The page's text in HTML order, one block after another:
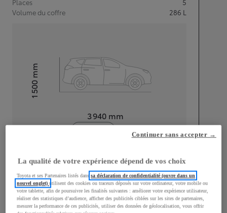
Places
5
Volume du coffre
286 L
3 940 mm
Hauteur1 500
mm
Largeur
1 745mm
La qualité de votre expérience dépend de vos choix
Toyota et ses Partenaires listés danssa déclaration de confidentialité (ouvre dans un
nouvel onglet)utilisent des cookies ou traceurs déposés sur votre ordinateur, votre mobile ou
votre tablette, afin de poursuivre les finalités suivantes : améliorer votre expérience utilisateur,
réaliser des statistiques d’audience, afficher des publicités ciblées sur les sites de partenaires,
mesurer la performance de ces publicités, utiliser des données de géolocalisation, vous offrir
Continuer sans accepter →